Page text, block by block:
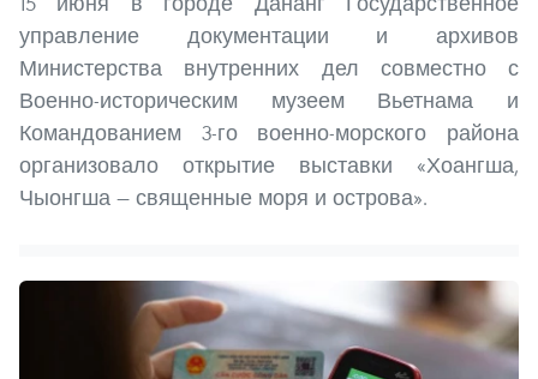
управление документации и архивов
Министерства внутренних дел совместно с
Военно-историческим музеем Вьетнама и
Командованием 3-го военно-морского района
организовало открытие выставки «Хоангша,
Чыонгша — священные моря и острова».